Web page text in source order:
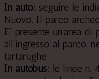
In auto: seguire le
Nuovo. Il parco
E' presente un'area
all'ingresso al parco,
tartarughe
In autobus: le linee n.